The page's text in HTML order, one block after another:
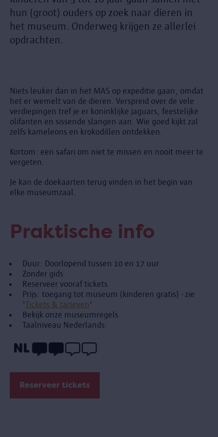
hun (groot) ouders op zoek naar dieren in
het museum. Onderweg krijgen ze allerlei
opdrachten.
Niets leuker dan in het MAS op expeditie gaan, omdat
het er wemelt van de dieren. Verspreid over de vele
verdiepingen tref je er koninklijke jaguars, feestelijke
olifanten en sissende slangen aan. Wie goed kijkt zal
zelfs kameleons en krokodillen ontdekken.
Kortom: een safari om niet te missen en nooit meer te
vergeten.
Je kan de doekaarten terug vinden in het begin van
elke museumzaal.
Praktische info
Duur: Doorlopend tussen 10 en 17 uur
Zonder gids
Reserveer vooraf tickets
Prijs: toegang tot museum (kinderen gratis) - zie
'Tickets & tarieven '
Bekijk onze museumregels
Taalniveau Nederlands:
Reserveer tickets